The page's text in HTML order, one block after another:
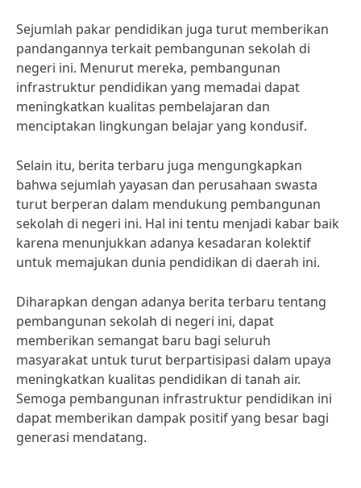
Sejumlah pakar pendidikan juga turut memberikan
pandangannya terkait pembangunan sekolah di
negeri ini. Menurut mereka, pembangunan
infrastruktur pendidikan yang memadai dapat
meningkatkan kualitas pembelajaran dan
menciptakan lingkungan belajar yang kondusif.
Selain itu, berita terbaru juga mengungkapkan
bahwa sejumlah yayasan dan perusahaan swasta
turut berperan dalam mendukung pembangunan
sekolah di negeri ini. Hal ini tentu menjadi kabar baik
karena menunjukkan adanya kesadaran kolektif
untuk memajukan dunia pendidikan di daerah ini.
Diharapkan dengan adanya berita terbaru tentang
pembangunan sekolah di negeri ini, dapat
memberikan semangat baru bagi seluruh
masyarakat untuk turut berpartisipasi dalam upaya
meningkatkan kualitas pendidikan di tanah air.
Semoga pembangunan infrastruktur pendidikan ini
dapat memberikan dampak positif yang besar bagi
generasi mendatang.